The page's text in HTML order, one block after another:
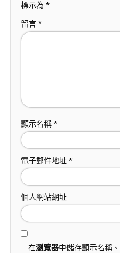
標示為 *
留言 *
顯示名稱 *
電子郵件地址 *
個人網站網址
在瀏覽器中儲存顯示名稱